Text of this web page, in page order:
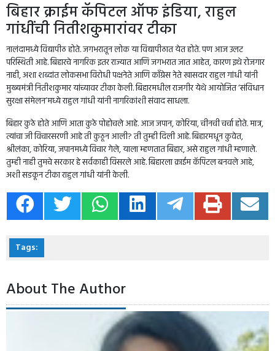
बिहार क्राईम कॅपिटल ऑफ इंडिया, राहुल
गांधींची नितीशकुमारांवर टीका
नालंदामध्ये विद्यापीठ होते. जगभरातून लोक या विद्यापीठात येत होते. पण आज उलट
परिस्थिती आहे. बिहारचे नागरिक इतर राज्यात आणि जगभरात जात आहेत, कारण इथे रोजगार
नाही, अशा शब्दांत लोकसभा विरोधी पक्षनेते आणि काँग्रेस नेते खासदार राहुल गांधी यांनी
मुख्यमंत्री नितीशकुमार यांच्यावर टीका केली. बिहारमधील राजगीर येथे आयोजित ‘संविधान
सुरक्षा संमेलन’मध्ये राहुल गांधी यांनी नागरिकांशी संवाद साधला.
बिहार कुठे होते आणि आता कुठे पोहोचले आहे. आज जपान, कोरिया, चीनची चर्चा होते. मात्र,
त्यांचा जी विचारसरणी आहे ती कुठून आली? ती तुम्ही दिली आहे. बिहारमधून कुवेत,
श्रीलंका, कोरिया, जपानमध्ये विचार गेले, याला म्हणतात बिहार, असे राहुल गांधी म्हणाले.
तुम्ही नाही तुमचे सरकार हे सर्वकाही विसरले आहे. बिहारला क्राईम कॅपिटल बनवले आहे,
अशी सडकून टीका राहुल गांधी यांनी केली.
Tags:
About The Author